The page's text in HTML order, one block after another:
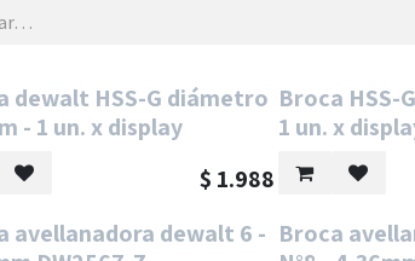
dewalt HSS-G diámetro
- 1 un. x display
$ 1.988
Broca HSS-
1 un. x
avellanadora dewalt 6 - Broca